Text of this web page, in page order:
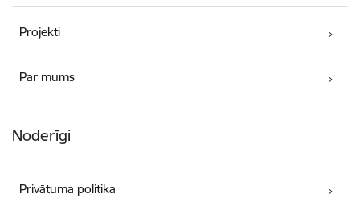
Projekti
Par mums
Noderīgi
Privātuma politika